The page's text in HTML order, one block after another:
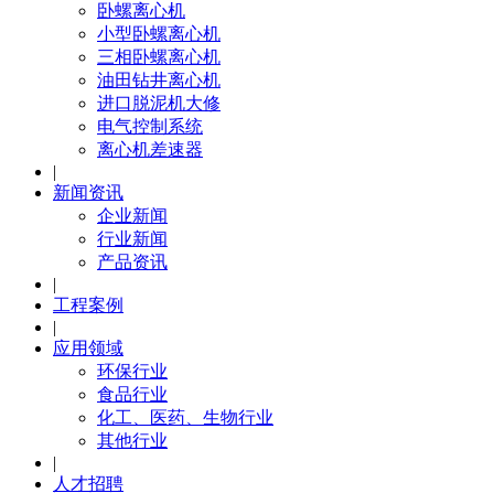
卧螺离心机
小型卧螺离心机
三相卧螺离心机
油田钻井离心机
进口脱泥机大修
电气控制系统
离心机差速器
|
新闻资讯
企业新闻
行业新闻
产品资讯
|
工程案例
|
应用领域
环保行业
食品行业
化工、医药、生物行业
其他行业
|
人才招聘